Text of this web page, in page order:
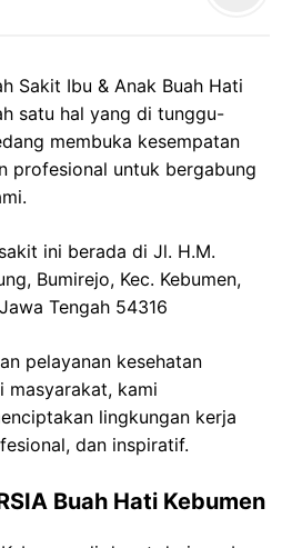
Sakit Ibu & Anak Buah Hati
satu hal yang di tunggu-
membuka kesempatan
profesional untuk bergabung
ini berada di Jl. H.M.
, Bumirejo, Kec. Kebumen,
Jawa Tengah 54316
pelayanan kesehatan
masyarakat, kami
lingkungan kerja
dan inspiratif.
Buah Hati Kebumen